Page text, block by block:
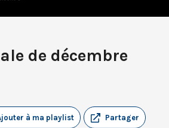
de décembre
Partager
à ma playlist